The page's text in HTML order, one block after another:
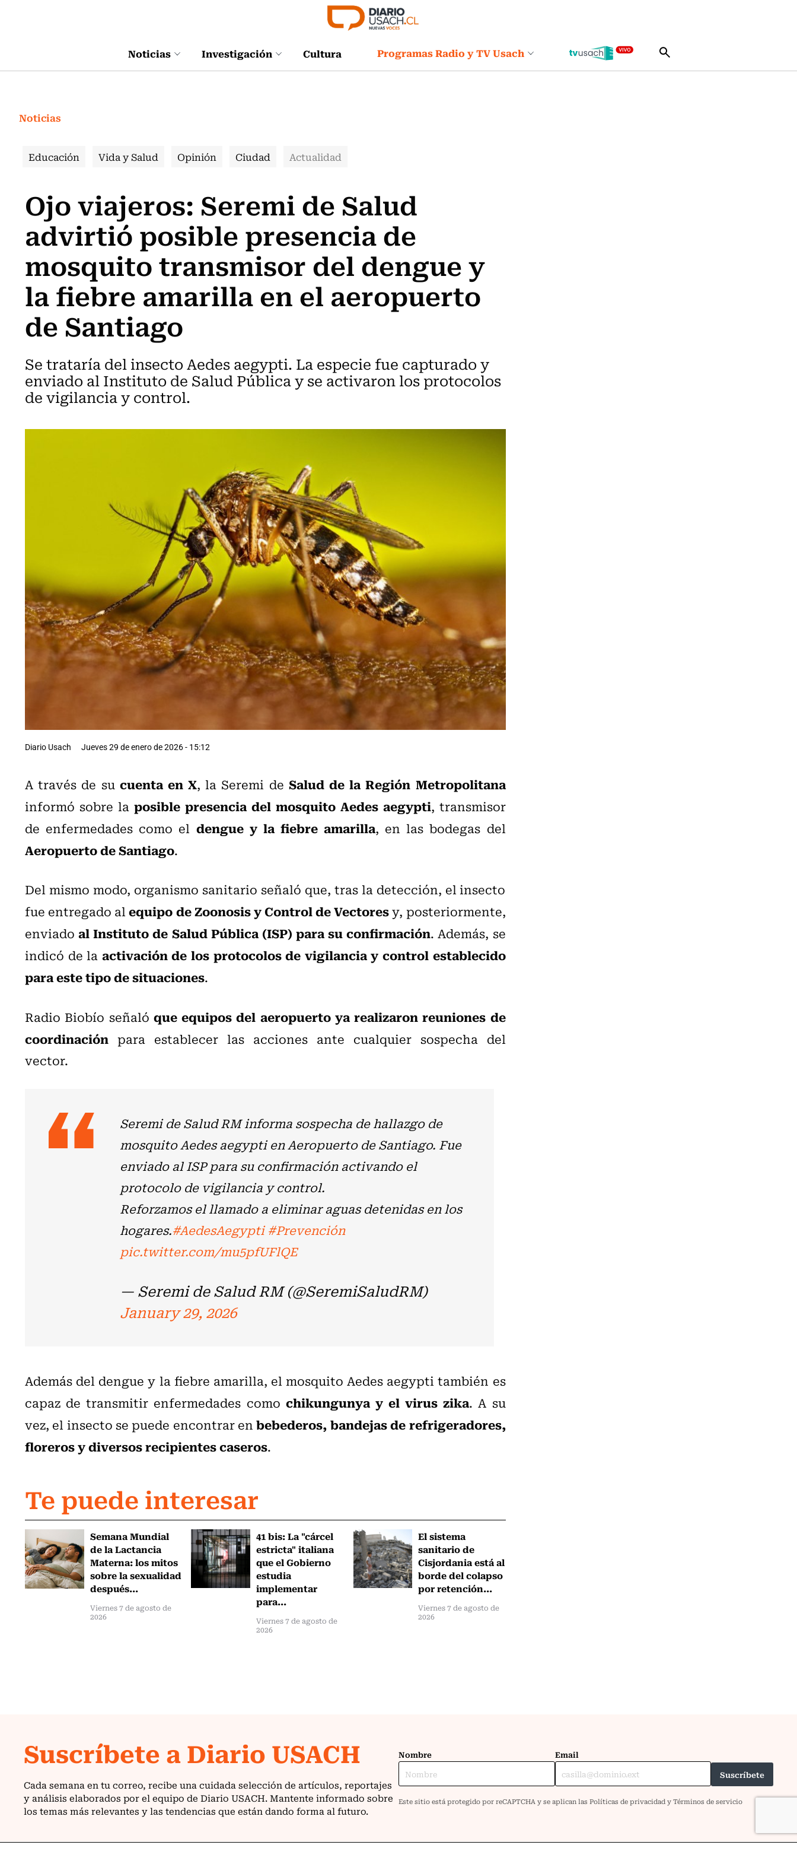
Noticias Investigación Cultura Programas Radio y TV Usach
Noticias
Educación Vida y Salud Opinión Ciudad Actualidad
Ojo viajeros: Seremi de Salud
advirtió posible presencia de
mosquito transmisor del dengue y
la fiebre amarilla en el aeropuerto
de Santiago
Se trataría del insecto Aedes aegypti. La especie fue capturado y
enviado al Instituto de Salud Pública y se activaron los protocolos
de vigilancia y control.
Diario Usach Jueves 29 de enero de 2026 - 15:12
A través de su cuenta en X, la Seremi de Salud de la Región Metropolitana
informó sobre la posible presencia del mosquito Aedes aegypti, transmisor
de enfermedades como el dengue y la fiebre amarilla, en las bodegas del
Aeropuerto de Santiago.
Del mismo modo, organismo sanitario señaló que, tras la detección, el insecto
fue entregado alequipo de Zoonosis y Control de Vectoresy, posteriormente,
enviadoal Instituto de Salud Pública (ISP) para su confirmación. Además, se
indicó de la activación de los protocolos de vigilancia y control establecido
para este tipo de situaciones.
Radio Biobío señaló que equipos del aeropuerto ya realizaron reuniones de
coordinación para establecer las acciones ante cualquier sospecha del
vector.
Seremi de Salud RM informa sospecha de hallazgo de
mosquito Aedes aegypti en Aeropuerto de Santiago. Fue
enviado al ISP para su confirmación activando el
protocolo de vigilancia y control.
Reforzamos el llamado a eliminar aguas detenidas en los
hogares.#AedesAegypti #Prevención
pic.twitter.com/mu5pfUFlQE
— Seremi de Salud RM (@SeremiSaludRM)
January 29, 2026
Además del dengue y la fiebre amarilla, el mosquito Aedes aegypti también es
capaz de transmitir enfermedades como chikungunya y el virus zika. A su
vez, el insecto se puede encontrar enbebederos, bandejas de refrigeradores,
floreros y diversos recipientes caseros.
Te puede interesar
Semana Mundial
de la Lactancia
Materna: los mitos
sobre la sexualidad
después...
Viernes 7 de agosto de
2026
41 bis: La "cárcel
estricta" italiana
que el Gobierno
estudia
implementar
para...
Viernes 7 de agosto de
2026
El sistema
sanitario de
Cisjordania está al
borde del colapso
por retención...
Viernes 7 de agosto de
2026